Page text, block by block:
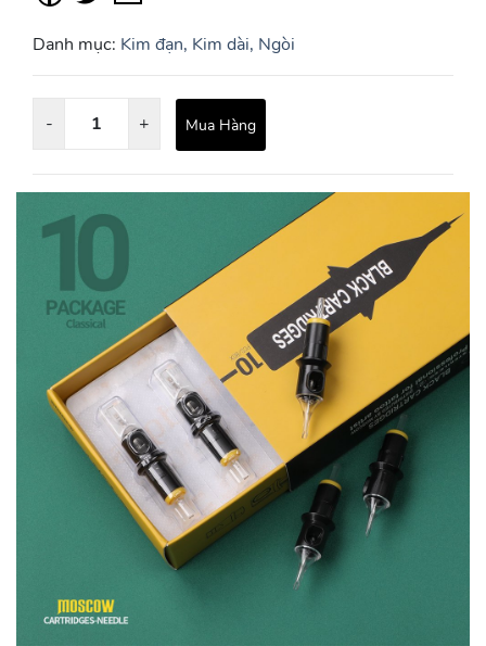
Danh mục: Kim đạn, Kim dài, Ngòi
- + Mua Hàng